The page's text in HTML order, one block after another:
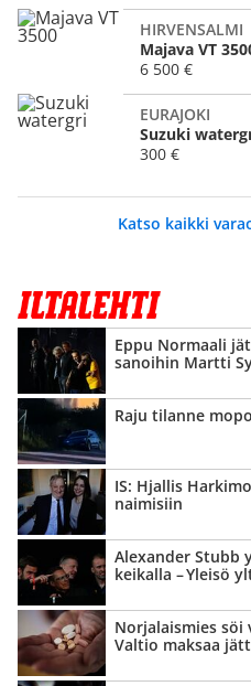
HIRVENSALMI
Majava VT
6 500 €
EURAJOKI
Suzuki
300 €
Katso kaikki
Eppu Normaali
sanoihin Martti
Raju tilanne
IS: Hjallis
naimisiin
Alexander Stubb
keikalla – Yleisö
Norjalaismies söi
Valtio maksaa